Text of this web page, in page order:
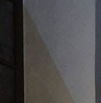
premauputama sv.